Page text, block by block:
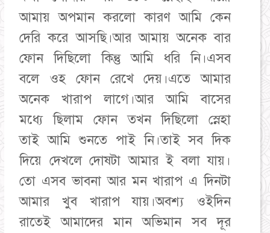
আমায় অপমান করলো কারণ আমি কেন
দেরি করে আসছি।আর আমায় অনেক বার
ফোন দিছিলো কিন্তু আমি ধরি নি।এসব
বলে ওহ ফোন রেখে দেয়।এতে আমার
অনেক খারাপ লাগে।আর আমি বাসের
মধ্যে ছিলাম ফোন তখন দিছিলো স্নেহা
তাই আমি শুনতে পাই নি।তাই সব দিক
দিয়ে দেখলে দোষটা আমার ই বলা যায়।
তো এসব ভাবনা আর মন খারাপ এ দিনটা
আমার খুব খারাপ যায়।অবশ্য ওইদিন
রাতেই আমাদের মান অভিমান সব দূর